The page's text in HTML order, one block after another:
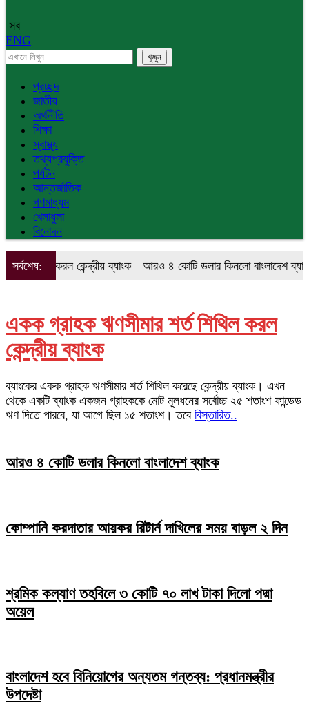
সব
ENG
প্রচ্ছদ
জাতীয়
অর্থনীতি
শিক্ষা
স্বাস্থ্য
তথ্যপ্রযুক্তি
পর্যটন
আন্তর্জাতিক
গণমাধ্যম
খেলাধুলা
বিনোদন
সর্বশেষ:
করল কেন্দ্রীয় ব্যাংক আরও ৪ কোটি ডলার কিনলো বাংলাদেশ ব্যাংক
একক গ্রাহক ঋণসীমার শর্ত শিথিল করল
কেন্দ্রীয় ব্যাংক
ব্যাংকের একক গ্রাহক ঋণসীমার শর্ত শিথিল করেছে কেন্দ্রীয় ব্যাংক। এখন
থেকে একটি ব্যাংক একজন গ্রাহককে মোট মূলধনের সর্বোচ্চ ২৫ শতাংশ ফান্ডেড
ঋণ দিতে পারবে, যা আগে ছিল ১৫ শতাংশ। তবে বিস্তারিত..
আরও ৪ কোটি ডলার কিনলো বাংলাদেশ ব্যাংক
কোম্পানি করদাতার আয়কর রিটার্ন দাখিলের সময় বাড়ল ২ দিন
শ্রমিক কল্যাণ তহবিলে ৩ কোটি ৭০ লাখ টাকা দিলো পদ্মা
অয়েল
বাংলাদেশ হবে বিনিয়োগের অন্যতম গন্তব্য: প্রধানমন্ত্রীর
উপদেষ্টা